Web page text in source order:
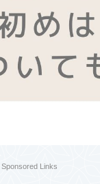
Sponsored Links